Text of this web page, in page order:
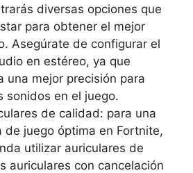
diversas opciones que
para obtener el mejor
Asegúrate de configurar el
en estéreo, ya que
una mejor precisión para
sonidos en el juego.
de calidad: para una
de juego óptima en Fortnite,
utilizar auriculares de
auriculares con cancelación